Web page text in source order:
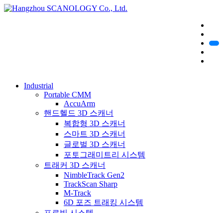
Industrial
Portable CMM
AccuArm
핸드헬드 3D 스캐너
복합형 3D 스캐너
스마트 3D 스캐너
글로벌 3D 스캐너
포토그래미트리 시스템
트래커 3D 스캐너
NimbleTrack Gen2
TrackScan Sharp
M-Track
6D 포즈 트래킹 시스템